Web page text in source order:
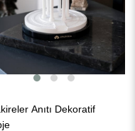
Anıtı Dekoratif